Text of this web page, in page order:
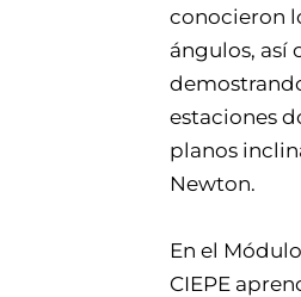
conocieron
ángulos, así
estaciones
planos
Newton.
En el
CIEPE